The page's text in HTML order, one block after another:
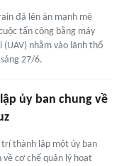
đã lên án mạnh mẽ
tấn công bằng máy
(UAV) nhằm vào lãnh thổ
27/6.
ủy ban chung về
thành lập một ủy ban
cơ chế quản lý hoạt